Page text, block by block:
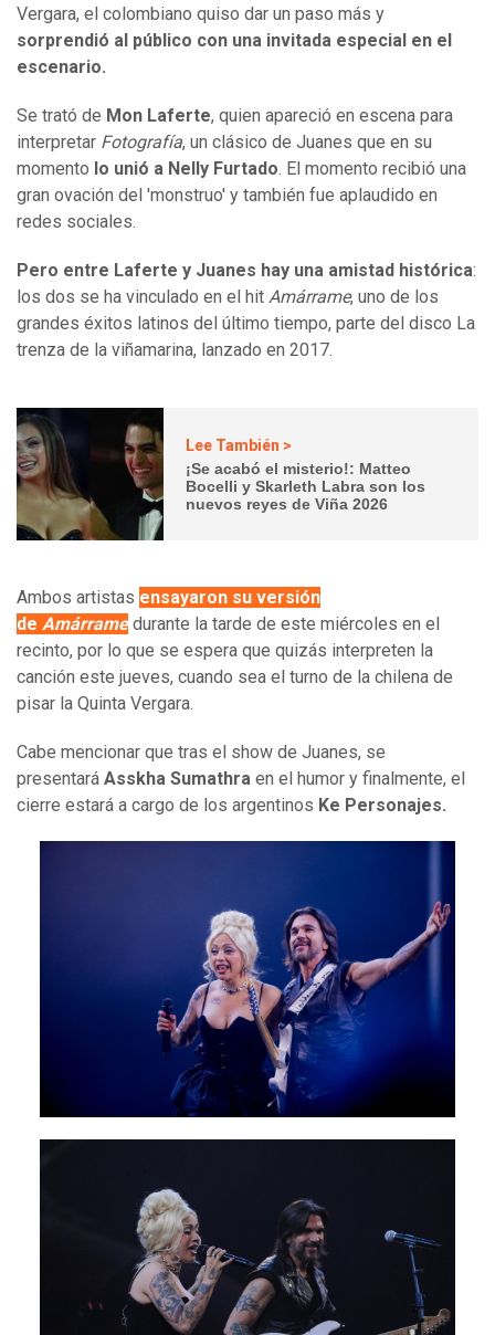
Vergara, el colombiano quiso dar un paso más y
sorprendió al público con una invitada especial en el
escenario.
Se trató de Mon Laferte, quien apareció en escena para
interpretar Fotografía, un clásico de Juanes que en su
momento lo unió a Nelly Furtado. El momento recibió una
gran ovación del 'monstruo' y también fue aplaudido en
redes sociales.
Pero entre Laferte y Juanes hay una amistad histórica:
los dos se ha vinculado en el hit Amárrame, uno de los
grandes éxitos latinos del último tiempo, parte del disco La
trenza de la viñamarina, lanzado en 2017.
Lee También >
¡Se acabó el misterio!: Matteo
Bocelli y Skarleth Labra son los
nuevos reyes de Viña 2026
Ambos artistas ensayaron su versión
de Amárrame durante la tarde de este miércoles en el
recinto, por lo que se espera que quizás interpreten la
canción este jueves, cuando sea el turno de la chilena de
pisar la Quinta Vergara.
Cabe mencionar que tras el show de Juanes, se
presentará Asskha Sumathra en el humor y finalmente, el
cierre estará a cargo de los argentinos Ke Personajes.